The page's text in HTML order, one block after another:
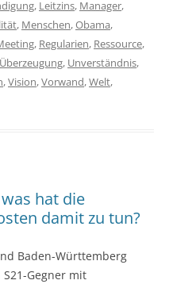
, Leitzins, Manager,
, Menschen,Obama,
, Regularien, Ressource,
Überzeugung, Unverständnis,
,Vision,Vorwand,Welt,
hat die
damit zu tun?
Baden-Württemberg
Gegner mit